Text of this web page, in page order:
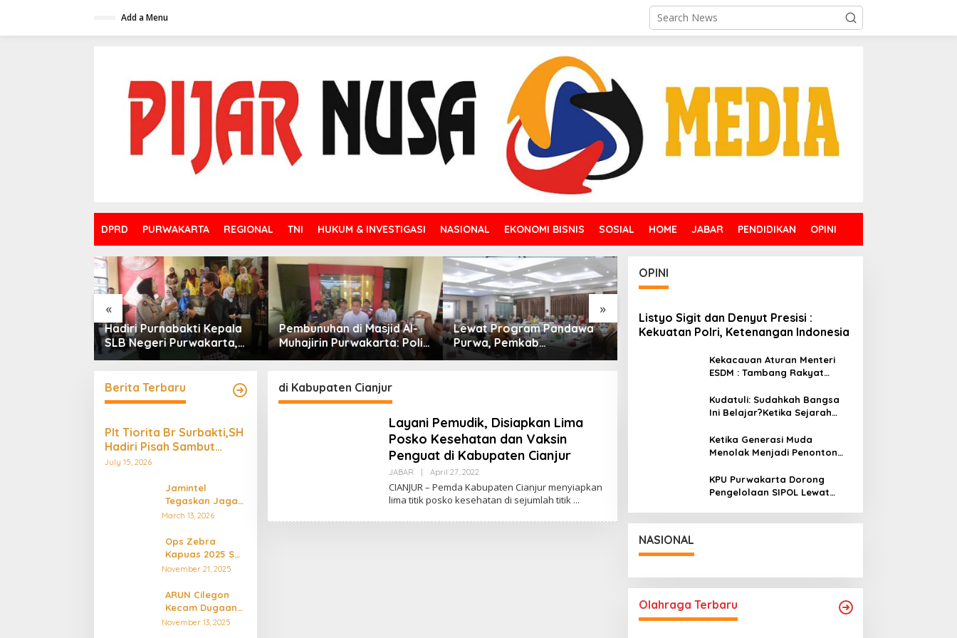
Add a Menu
DPRD PURWAKARTA REGIONAL TNI HUKUM & INVESTIGASI NASIONAL EKONOMI BISNIS SOSIAL HOME JABAR PENDIDIKAN OPINI
« »
Hadiri Purnabakti Kepala
SLB Negeri Purwakarta,
Polres Perkuat Sinergi
dan Pelayanan Humanis
Pembunuhan di Masjid Al-
Muhajirin Purwakarta: Polisi
Amankan F.S. dan Sejumlah
Lewat Program Pandawa
Purwa, Pemkab
Purwakarta Komitmen Tak
Kapolres Purwakarta: Anak
Adalah Aset Bangsa,
Pendidikan Usia Dini Harus
Ngosrek Bareng Bupati,
Purwakarta Kembali
Kinclong
Berita Terbaru
Plt Tiorita Br Surbakti,SH
Hadiri Pisah Sambut
Kapolres Langkat
July 15, 2026
Jamintel
Tegaskan Jaga
Desa Bukan Alat
Tapi Penguat
Tata Kelola
Desa
March 13, 2026
Ops Zebra
Kapuas 2025 Sat
Lantas Polresta
Berikan 43 Tilang
dan 22 Teguran
November 21, 2025
ARUN Cilegon
Kecam Dugaan
Pelanggaran
November 13, 2025
di Kabupaten Cianjur
Layani Pemudik, Disiapkan Lima
Posko Kesehatan dan Vaksin
Penguat di Kabupaten Cianjur
JABAR | April 27, 2022By
CIANJUR – Pemda Kabupaten Cianjur menyiapkan
lima titik posko kesehatan di sejumlah titik
OPINI
Listyo Sigit dan Denyut Presisi :
Kekuatan Polri, Ketenangan Indonesia
Kekacauan Aturan Menteri
ESDM : Tambang Rakyat
Berkali-kali
Kudatuli: Sudahkah Bangsa
Ini Belajar?Ketika Sejarah
tetapi untuk Dihayati
Ketika Generasi Muda
Menolak Menjadi Penonton
Cockroach di India
KPU Purwakarta Dorong
Pengelolaan SIPOL Lewat
NASIONAL
Olahraga Terbaru